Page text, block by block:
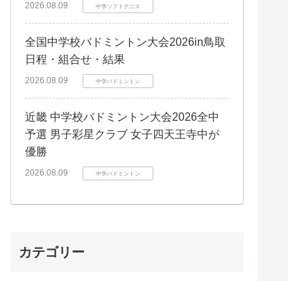
2026.08.09 中学ソフトテニス
全国中学校バドミントン大会2026in鳥取
日程・組合せ・結果
2026.08.09 中学バドミントン
近畿 中学校バドミントン大会2026全中
予選 男子彩星クラブ 女子四天王寺中が
優勝
2026.08.09 中学バドミントン
カテゴリー